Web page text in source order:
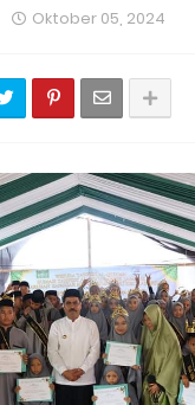
Oktober 05, 2024